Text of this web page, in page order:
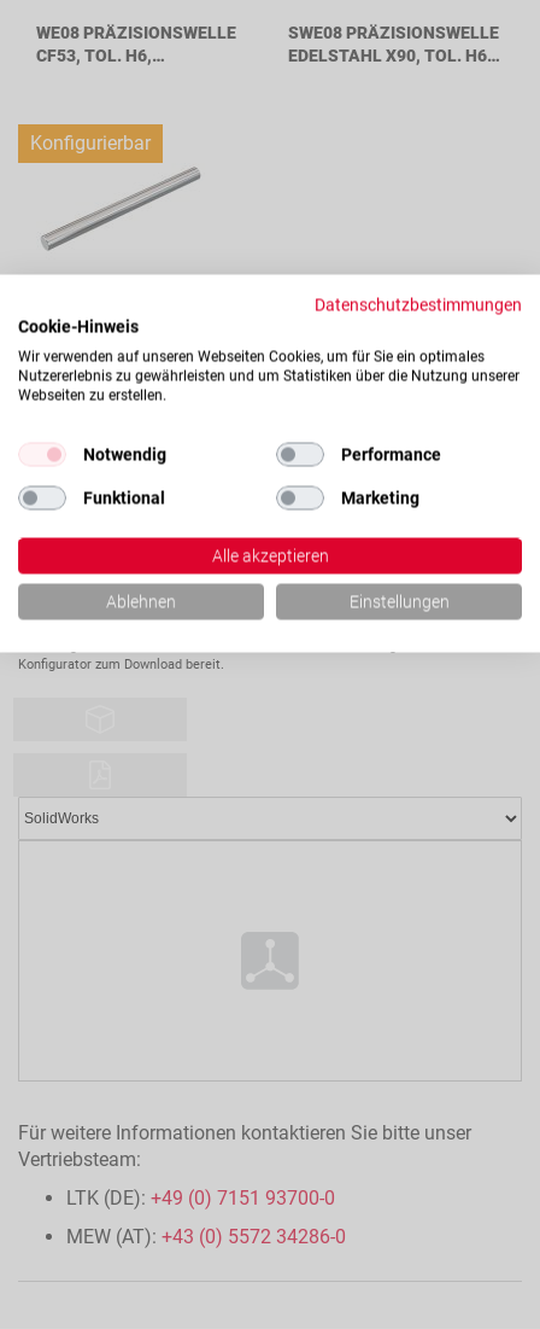
Ab Lager verfügbar
Lagerbestand:
Lager: 148 Stk verfügbar auf Lager
CAD-Modell Datenblatt
Konfigurator zum Download bereit.
Für weitere Informationen kontaktieren Sie bitte unser
Vertriebsteam:
LTK (DE): +49 (0) 7151 93700-0
MEW (AT): +43 (0) 5572 34286-0
WE08 PRÄZISIONSWELLE
CF53, TOL. H6,
SWE08 PRÄZISIONSWELLE
EDELSTAHL X90, TOL. H6,
Konfigurierbar
CWE08 HARTVERCHROMTE
WELLE CF53, TOL. H7,
WELLENDURCHMESSER
8MM
Datenschutzbestimmungen
Cookie-Hinweis
Wir verwenden auf unseren Webseiten Cookies, um für Sie ein optimales
Nutzererlebnis zu gewährleisten und um Statistiken über die Nutzung unserer
Webseiten zu erstellen.
Notwendig Performance
Funktional Marketing
Alle akzeptieren
Ablehnen Einstellungen